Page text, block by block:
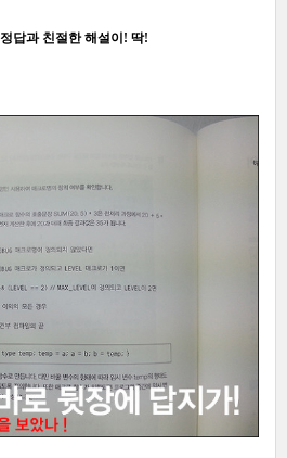
정답과 친절한 해설이! 딱!